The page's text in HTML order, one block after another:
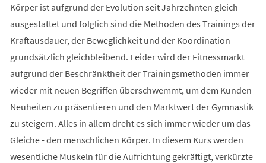
Körper ist aufgrund der Evolution seit Jahrzehnten gleich
ausgestattet und folglich sind die Methoden des Trainings der
Kraftausdauer, der Beweglichkeit und der Koordination
grundsätzlich gleichbleibend. Leider wird der Fitnessmarkt
aufgrund der Beschränktheit der Trainingsmethoden immer
wieder mit neuen Begriffen überschwemmt, um dem Kunden
Neuheiten zu präsentieren und den Marktwert der Gymnastik
zu steigern. Alles in allem dreht es sich immer wieder um das
Gleiche - den menschlichen Körper. In diesem Kurs werden
wesentliche Muskeln für die Aufrichtung gekräftigt, verkürzte